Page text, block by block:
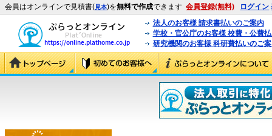
会員はオンラインで見積書(見本)を無料で作成できます 会員登録(無料) ログイン
法人のお客様 請求書払いのご案内
学校・官公庁のお客様 校費・公費
研究機関のお客様 科研費払いのご